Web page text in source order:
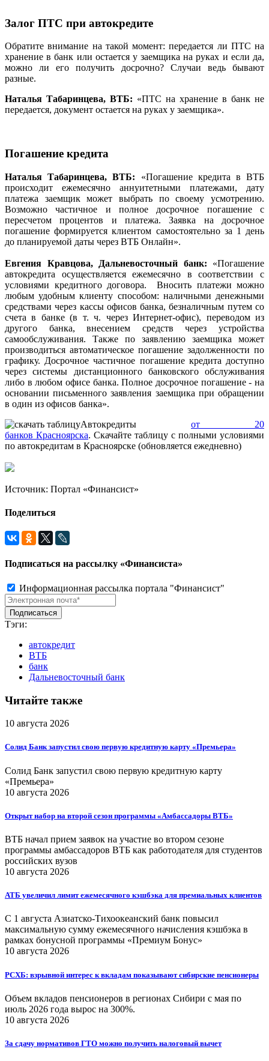
Залог ПТС при автокредите
Обратите внимание на такой момент: передается ли ПТС на
хранение в банк или остается у заемщика на руках и если да,
можно ли его получить досрочно? Случаи ведь бывают
разные.
Наталья Табаринцева, ВТБ: «ПТС на хранение в банк не
передается, документ остается на руках у заемщика».
Погашение кредита
Наталья Табаринцева,ВТБ: «Погашение кредита в ВТБ
происходит ежемесячно аннуитетными платежами, дату
платежа заемщик может выбрать по своему усмотрению.
Возможно частичное и полное досрочное погашение с
пересчетом процентов и платежа. Заявка на досрочное
погашение формируется клиентом самостоятельно за 1 день
до планируемой даты через ВТБ Онлайн».
Евгения Кравцова, Дальневосточный банк: «Погашение
автокредита осуществляется ежемесячно в соответствии с
условиями кредитного договора. Вносить платежи можно
любым удобным клиенту способом: наличными денежными
средствами через кассы офисов банка, безналичным путем со
счета в банке (в т. ч. через Интернет-офис), переводом из
другого банка, внесением средств через устройства
самообслуживания. Также по заявлению заемщика может
производиться автоматическое погашение задолженности по
графику. Досрочное частичное погашение кредита доступно
через системы дистанционного банковского обслуживания
либо в любом офисе банка. Полное досрочное погашение - на
основании письменного заявления заемщика при обращении
в один из офисов банка».
Автокредиты от 20
банков Красноярска. Скачайте таблицу с полными условиями
по автокредитам в Красноярске (обновляется ежедневно)
Источник: Портал «Финансист»
Поделиться
Подписаться на рассылку «Финансиста»
Информационная рассылка портала "Финансист"
Тэги:
автокредит
ВТБ
банк
Дальневосточный банк
Читайте также
10 августа 2026
Солид Банк запустил свою первую кредитную карту «Премьера»
Солид Банк запустил свою первую кредитную карту
«Премьера»
10 августа 2026
Открыт набор на второй сезон программы «Амбассадоры ВТБ»
ВТБ начал прием заявок на участие во втором сезоне
программы амбассадоров ВТБ как работодателя для студентов
российских вузов
10 августа 2026
АТБ увеличил лимит ежемесячного кэшбэка для премиальных клиентов
С 1 августа Азиатско-Тихоокеанский банк повысил
максимальную сумму ежемесячного начисления кэшбэка в
рамках бонусной программы «Премиум Бонус»
10 августа 2026
РСХБ: взрывной интерес к вкладам показывают сибирские пенсионеры
Объем вкладов пенсионеров в регионах Сибири с мая по
июль 2026 года вырос на 300%.
10 августа 2026
За сдачу нормативов ГТО можно получить налоговый вычет